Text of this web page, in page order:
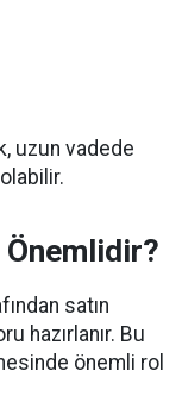
uzun vadede
satın
hazırlanır. Bu
önemli rol